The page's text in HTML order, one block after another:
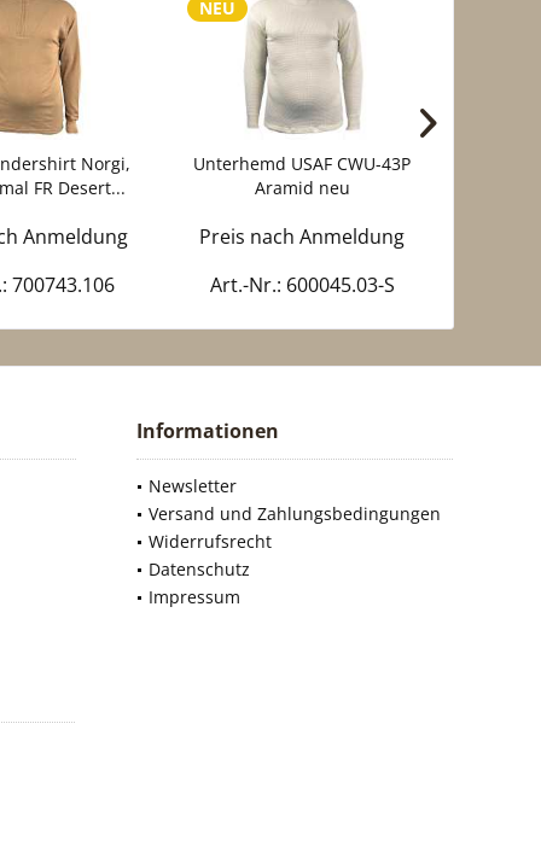
Norgi,
FR Desert...
Anmeldung
700743.106
NEU
Unterhemd USAF CWU-43P
Aramid neu
Preis nach Anmeldung
Art.-Nr.: 600045.03-S
Informationen
Newsletter
Versand und Zahlungsbedingungen
Widerrufsrecht
Datenschutz
Impressum